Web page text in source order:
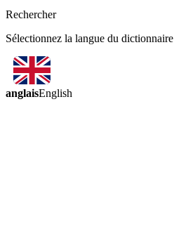
Rechercher
Sélectionnez la langue du dictionnaire
anglaisEnglish